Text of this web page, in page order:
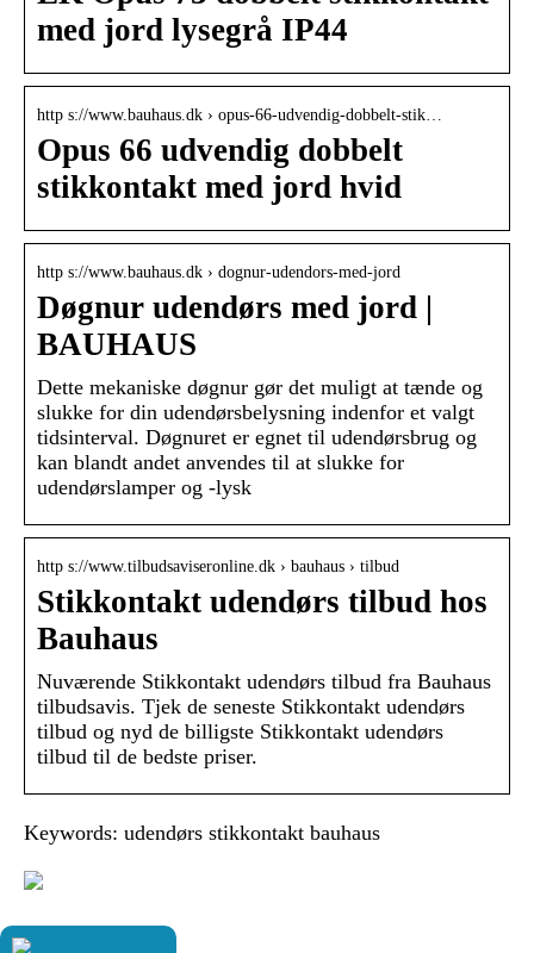
med jord lysegrå IP44
http s://www.bauhaus.dk › opus-66-udvendig-dobbelt-stik…
Opus 66 udvendig dobbelt
stikkontakt med jord hvid
http s://www.bauhaus.dk › dognur-udendors-med-jord
Døgnur udendørs med jord |
BAUHAUS
Dette mekaniske døgnur gør det muligt at tænde og
slukke for din udendørsbelysning indenfor et valgt
tidsinterval. Døgnuret er egnet til udendørsbrug og
kan blandt andet anvendes til at slukke for
udendørslamper og -lysk
http s://www.tilbudsaviseronline.dk › bauhaus › tilbud
Stikkontakt udendørs tilbud hos
Bauhaus
Nuværende Stikkontakt udendørs tilbud fra Bauhaus
tilbudsavis. Tjek de seneste Stikkontakt udendørs
tilbud og nyd de billigste Stikkontakt udendørs
tilbud til de bedste priser.
Keywords: udendørs stikkontakt bauhaus